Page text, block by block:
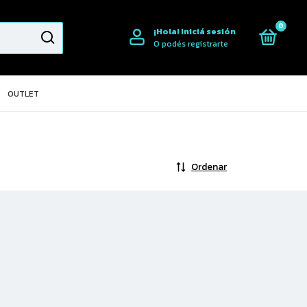
¡Hola!Iniciá sesión
O podés registrarte
0
OUTLET
Ordenar